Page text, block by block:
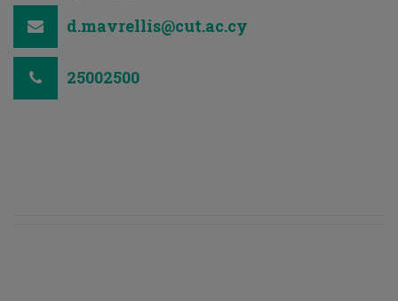
d.mavrellis@cut.ac.cy
25002500